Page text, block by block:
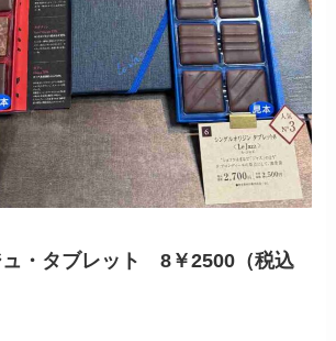
ュ・タブレット 8￥2500（税込